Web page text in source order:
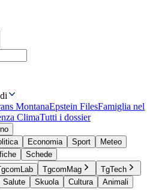
MontanaEpstein FilesFamiglia nel
ClimaTutti i dossier
Economia Sport
Meteo
Schede
TgcomMag
TgTech
Salute Skuola Cultura
Animali